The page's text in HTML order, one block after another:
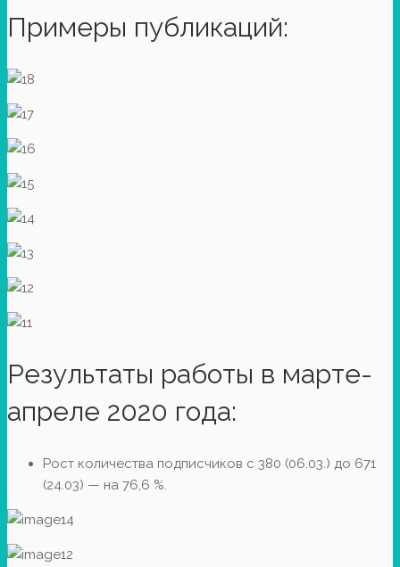
Примеры публикаций:
Результаты работы в марте-
апреле 2020 года:
Рост количества подписчиков с 380 (06.03.) до 671
(24.03) — на 76,6 %.